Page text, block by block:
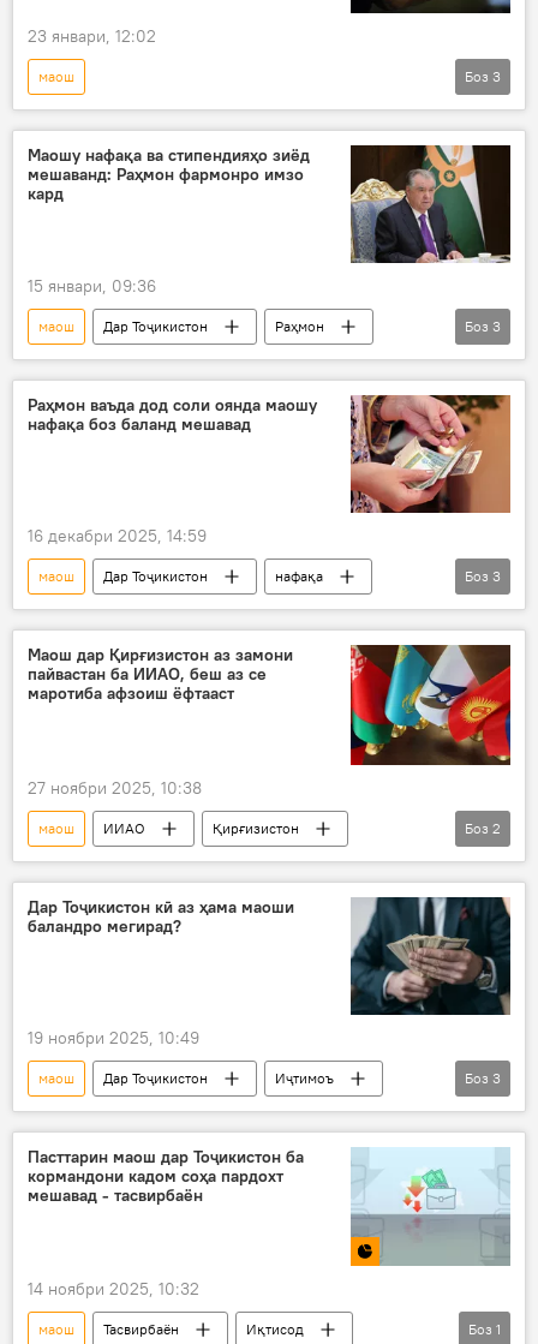
23 январи, 12:02
маош
Вазорати меҳнат, муҳоҷират ва шуғли аҳолии Тоҷикистон
Дар Тоҷикистон
музди меҳнат
Боз 3
Маошу нафақа ва стипендияҳо зиёд
мешаванд: Раҳмон фармонро имзо
кард
15 январи, 09:36
маош Дар Тоҷикистон
Раҳмон
музди меҳнат
фармон
Боз 3
Раҳмон ваъда дод соли оянда маошу
нафақа боз баланд мешавад
16 декабри 2025, 14:59
маош Дар Тоҷикистон
нафақа
Раисҷумҳур
Эмомалӣ Раҳмон
зиёд шудан
Боз 3
Маош дар Қирғизистон аз замони
пайвастан ба ИИАО, беш аз се
маротиба афзоиш ёфтааст
27 ноябри 2025, 10:38
маош ИИАО
Қирғизистон
Владимир Путин
болоравии маош
Боз 2
Дар Тоҷикистон кӣ аз ҳама маоши
баландро мегирад?
19 ноябри 2025, 10:49
маош Дар Тоҷикистон
Иҷтимоъ
музди меҳнат
омор Иқтисод
Боз 3
Пасттарин маош дар Тоҷикистон ба
кормандони кадом соҳа пардохт
мешавад - тасвирбаён
14 ноябри 2025, 10:32
маош Тасвирбаён
Иқтисод
Боз 1